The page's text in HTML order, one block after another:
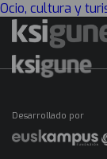
Ocio, cultura y
Desarrollado por